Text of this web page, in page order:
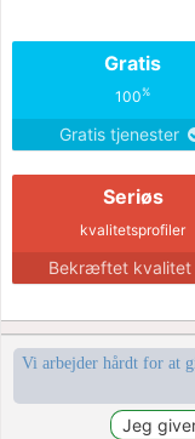
Gratis
100%
Gratis tjenester
Seriøs
kvalitetsprofiler
Bekræftet kvalitet
Vi arbejder hårdt for at